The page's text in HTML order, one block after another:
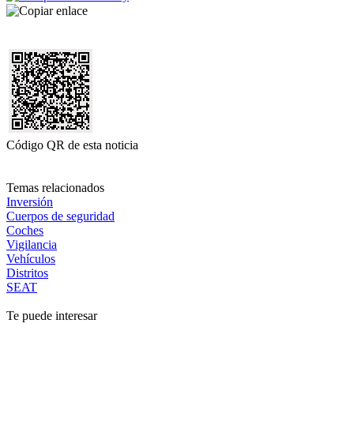
Código QR de esta noticia
Temas relacionados
Inversión
Cuerpos de seguridad
Coches
Vigilancia
Vehículos
Distritos
SEAT
Te puede interesar